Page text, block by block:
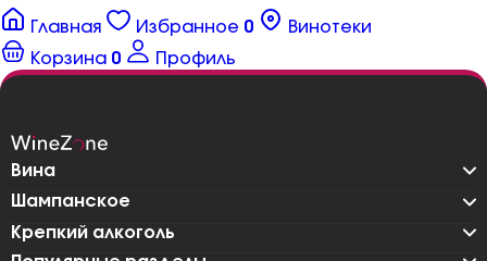
Главная Избранное 0
Винотеки
Корзина 0 Профиль
Вина
Шампанское
Крепкий алкоголь